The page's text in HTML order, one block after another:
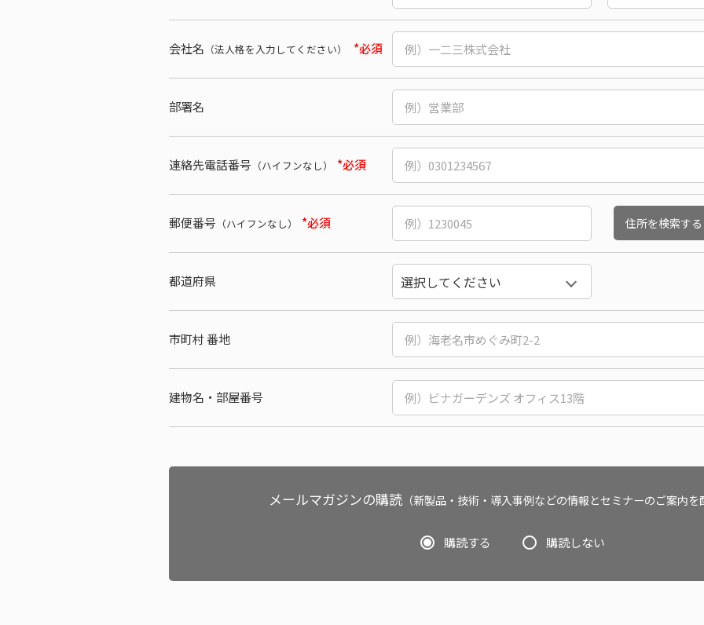
会社名 （法人格を入力してください） *必須
部署名
連絡先電話番号 （ハイフンなし） *必須
郵便番号 （ハイフンなし） *必須 住所を検索する
都道府県
市町村 番地
建物名・部屋番号
メールマガジンの購読 （新製品・技術・導入事例などの情報とセミナーのご案内を
購読する 購読しない